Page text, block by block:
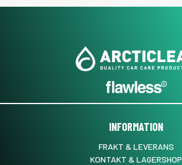
INFORMATION
FRAKT & LEVERANS
KONTAKT & LAGERSHOP